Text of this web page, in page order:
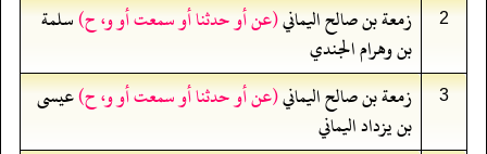
2 زمعة بن صالح اليماني(عن أو حدثنا أو سمعت أو و، ح)سلمة
بن وهرام الجندي
3 زمعة بن صالح اليماني(عن أو حدثنا أو سمعت أو و، ح)عيسى
بن يزداد اليماني